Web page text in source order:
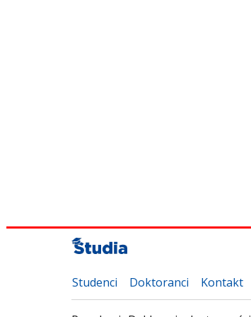
Studenci Doktoranci Kontakt